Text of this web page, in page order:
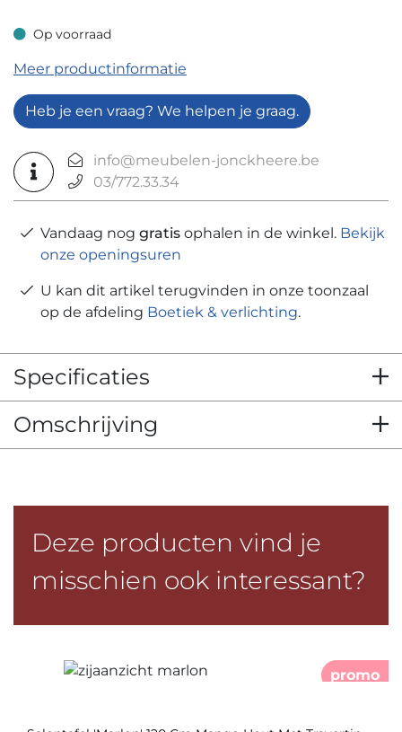
Op voorraad
Op voorraad
Meer productinformatie
Heb je een vraag? We helpen je graag.
info@meubelen-jonckheere.be
03/772.33.34
Vandaag nog gratis ophalen in de winkel. Bekijk
onze openingsuren
U kan dit artikel terugvinden in onze toonzaal
op de afdeling Boetiek & verlichting.
Specificaties
Omschrijving
Deze producten vind je
misschien ook interessant?
promo